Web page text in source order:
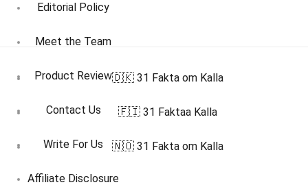
Editorial Policy
Meet the Team
Product Review
Contact Us
Write For Us
Affiliate Disclosure
🇩🇰 31 Fakta om Kalla
🇫🇮 31 Faktaa Kalla
🇳🇴 31 Fakta om Kalla